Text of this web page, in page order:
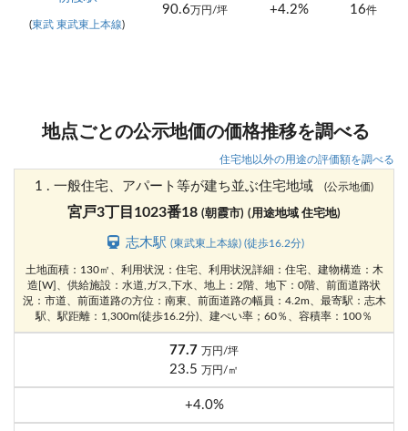
(東武 東武東上本線)
90.6 万円/坪 +4.2% 16件
地点ごとの公示地価の価格推移を調べる
住宅地以外の用途の評価額を調べる
1 . 一般住宅、アパート等が建ち並ぶ住宅地域 (公示地価)
宮戸3丁目1023番18 (朝霞市) (用途地域 住宅地)
志木駅 (東武東上本線) (徒歩16.2分)
土地面積：130㎡、利用状況：住宅、利用状況詳細：住宅、建物構造：木
造[W]、供給施設：水道,ガス,下水、地上：2階、地下：0階、前面道路状
況：市道、前面道路の方位：南東、前面道路の幅員：4.2m、最寄駅：志木
駅、駅距離：1,300m(徒歩16.2分)、建ぺい率；60％、容積率：100％
77.7 万円/坪
23.5 万円/㎡
+4.0%